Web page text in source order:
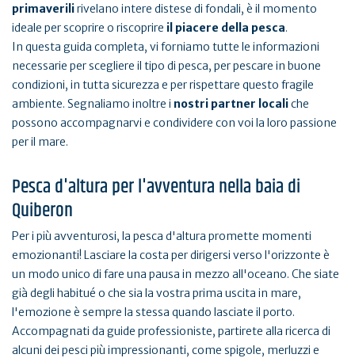
primaverilirivelano intere distese di fondali, è il momento
ideale per scoprire o riscoprire il piacere della pesca.
In questa guida completa, vi forniamo tutte le informazioni
necessarie per scegliere il tipo di pesca, per pescare in buone
condizioni, in tutta sicurezza e per rispettare questo fragile
ambiente. Segnaliamo inoltre i nostri partner localiche
possono accompagnarvi e condividere con voi la loro passione
per il mare.
Pesca d'altura per l'avventura nella baia di
Quiberon
Per i più avventurosi, la pesca d'altura promette momenti
emozionanti! Lasciare la costa per dirigersi verso l'orizzonte è
un modo unico di fare una pausa in mezzo all'oceano. Che siate
già degli habitué o che sia la vostra prima uscita in mare,
l'emozione è sempre la stessa quando lasciate il porto.
Accompagnati da guide professioniste, partirete alla ricerca di
alcuni dei pesci più impressionanti, come spigole, merluzzi e